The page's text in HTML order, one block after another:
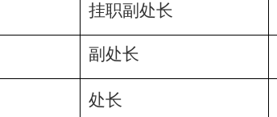
挂职副处长
副处长
处长